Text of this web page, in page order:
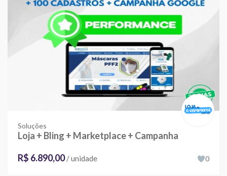
Soluções
Loja + Bling + Marketplace + Campanha
R$ 6.890,00/ unidade 0